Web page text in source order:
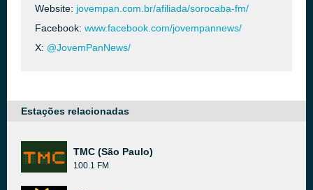
Website: jovempan.com.br/afiliada/sorocaba-fm/
Facebook: www.facebook.com/jovempannews/
X: @JovemPanNews/
Estações relacionadas
TMC (São Paulo)
100.1 FM